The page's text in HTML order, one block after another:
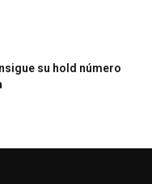
su hold número